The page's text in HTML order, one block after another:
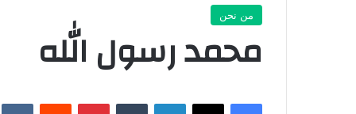
من نحن
محمد رسول الله
فيسبوك لينكدإن بينتيريست